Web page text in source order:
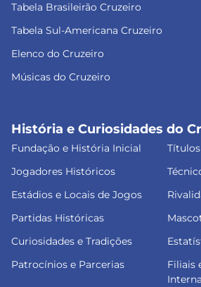
Tabela Brasileirão Cruzeiro
Tabela Sul-Americana Cruzeiro
Elenco do Cruzeiro
Músicas do Cruzeiro
História e Curiosidades do
Fundação e História Inicial
Jogadores Históricos
Estádios e Locais de Jogos
Partidas Históricas
Curiosidades e Tradições
Patrocínios e Parcerias
Filiais